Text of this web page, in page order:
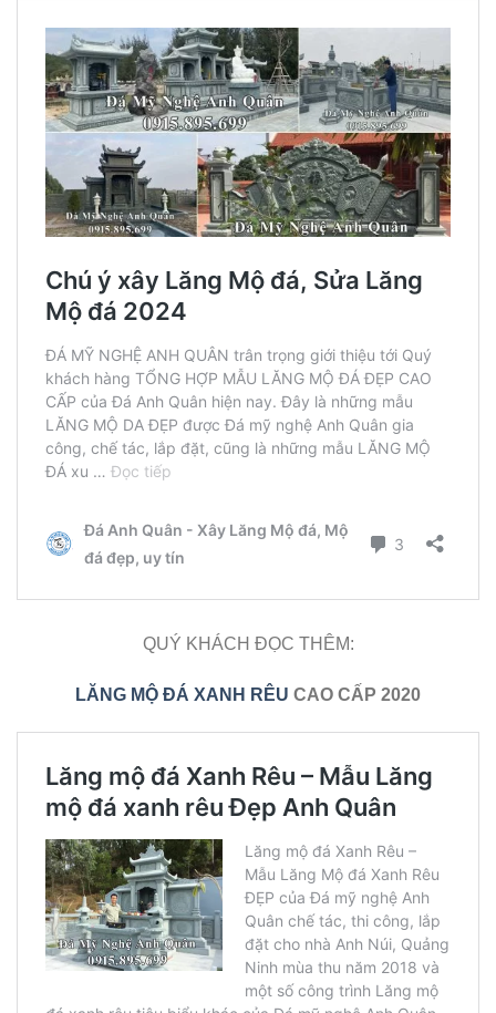
QUÝ KHÁCH ĐỌC THÊM:
LĂNG MỘ ĐÁ XANH RÊU CAO CẤP 2020